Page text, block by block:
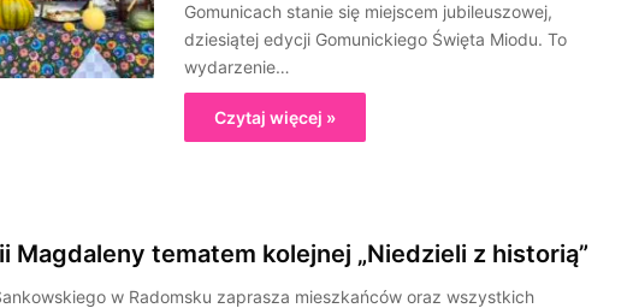
Gomunicach stanie się miejscem jubileuszowej,
dziesiątej edycji Gomunickiego Święta Miodu. To
wydarzenie…
Czytaj więcej »
Magdaleny tematem kolejnej „Niedzieli z historią”
w Radomsku zaprasza mieszkańców oraz wszystkich